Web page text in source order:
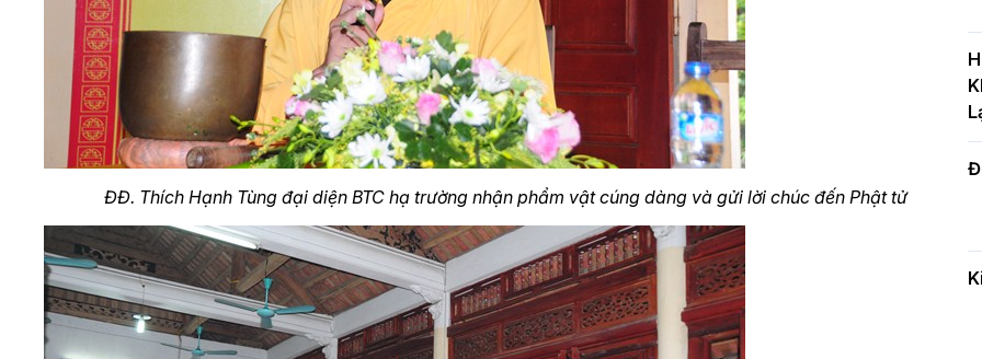
ĐĐ. Thích Hạnh Tùng đại diện BTC hạ trường nhận phẩm vật cúng dàng và gửi lời chúc đến Phật tử